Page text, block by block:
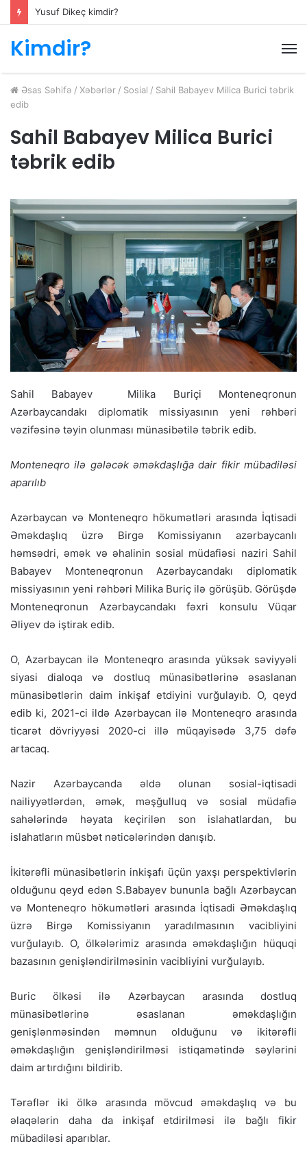
Mövlana kimdir?
Kimdir?
Əsas Səhifə / Xəbərlər / Sosial / Sahil Babayev Milica Burici təbrik
edib
Sahil Babayev Milica Burici
təbrik edib
Sahil Babayev Milika Buriçi Monteneqronun
Azərbaycandakı diplomatik missiyasının yeni rəhbəri
vəzifəsinə təyin olunması münasibətilə təbrik edib.
Monteneqro ilə gələcək əməkdaşlığa dair fikir mübadiləsi
aparılıb
Azərbaycan və Monteneqro hökumətləri arasında İqtisadi
Əməkdaşlıq üzrə Birgə Komissiyanın azərbaycanlı
həmsədri, əmək və əhalinin sosial müdafiəsi naziri Sahil
Babayev Monteneqronun Azərbaycandakı diplomatik
missiyasının yeni rəhbəri Milika Buriç ilə görüşüb. Görüşdə
Monteneqronun Azərbaycandakı fəxri konsulu Vüqar
Əliyev də iştirak edib.
O, Azərbaycan ilə Monteneqro arasında yüksək səviyyəli
siyasi dialoqa və dostluq münasibətlərinə əsaslanan
münasibətlərin daim inkişaf etdiyini vurğulayıb. O, qeyd
edib ki, 2021-ci ildə Azərbaycan ilə Monteneqro arasında
ticarət dövriyyəsi 2020-ci illə müqayisədə 3,75 dəfə
artacaq.
Nazir Azərbaycanda əldə olunan sosial-iqtisadi
nailiyyətlərdən, əmək, məşğulluq və sosial müdafiə
sahələrində həyata keçirilən son islahatlardan, bu
islahatların müsbət nəticələrindən danışıb.
İkitərəfli münasibətlərin inkişafı üçün yaxşı perspektivlərin
olduğunu qeyd edən S.Babayev bununla bağlı Azərbaycan
və Monteneqro hökumətləri arasında İqtisadi Əməkdaşlıq
üzrə Birgə Komissiyanın yaradılmasının vacibliyini
vurğulayıb. O, ölkələrimiz arasında əməkdaşlığın hüquqi
bazasının genişləndirilməsinin vacibliyini vurğulayıb.
Buric ölkəsi ilə Azərbaycan arasında dostluq
münasibətlərinə əsaslanan əməkdaşlığın
genişlənməsindən məmnun olduğunu və ikitərəfli
əməkdaşlığın genişləndirilməsi istiqamətində səylərini
daim artırdığını bildirib.
Tərəflər iki ölkə arasında mövcud əməkdaşlıq və bu
əlaqələrin daha da inkişaf etdirilməsi ilə bağlı fikir
mübadiləsi aparıblar.